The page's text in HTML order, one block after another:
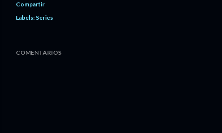
Compartir
Labels: Series
COMENTARIOS